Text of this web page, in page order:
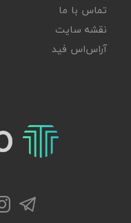
تماس با ما
نقشه سایت
آر‌اس‌اس فید
تکراتو – زندگی با تکنولوژی
تلگرام